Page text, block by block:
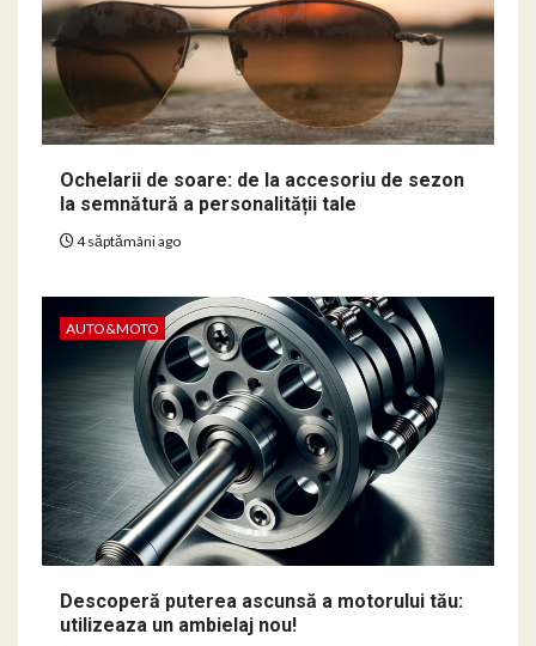
Ochelarii de soare: de la accesoriu de sezon
la semnătură a personalității tale
4 săptămâni ago
AUTO&MOTO
Descoperă puterea ascunsă a motorului tău:
utilizeaza un ambielaj nou!